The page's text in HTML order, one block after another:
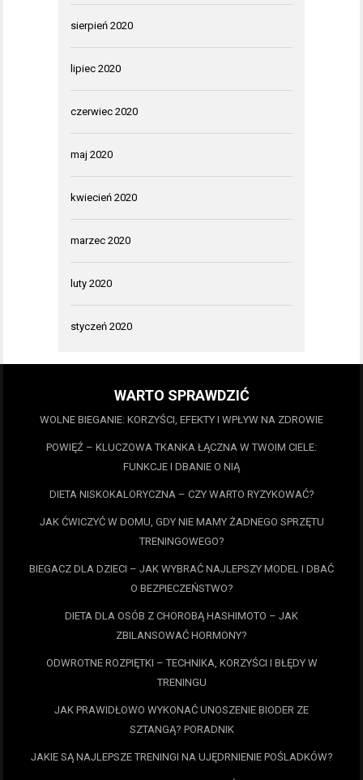
sierpień 2020
lipiec 2020
czerwiec 2020
maj 2020
kwiecień 2020
marzec 2020
luty 2020
styczeń 2020
WARTO SPRAWDZIĆ
WOLNE BIEGANIE: KORZYŚCI, EFEKTY I WPŁYW NA ZDROWIE
POWIĘŹ – KLUCZOWA TKANKA ŁĄCZNA W TWOIM CIELE:
FUNKCJE I DBANIE O NIĄ
DIETA NISKOKALORYCZNA – CZY WARTO RYZYKOWAĆ?
JAK ĆWICZYĆ W DOMU, GDY NIE MAMY ŻADNEGO SPRZĘTU
TRENINGOWEGO?
BIEGACZ DLA DZIECI – JAK WYBRAĆ NAJLEPSZY MODEL I DBAĆ
O BEZPIECZEŃSTWO?
DIETA DLA OSÓB Z CHOROBĄ HASHIMOTO – JAK
ZBILANSOWAĆ HORMONY?
ODWROTNE ROZPIĘTKI – TECHNIKA, KORZYŚCI I BŁĘDY W
TRENINGU
JAK PRAWIDŁOWO WYKONAĆ UNOSZENIE BIODER ZE
SZTANGĄ? PORADNIK
JAKIE SĄ NAJLEPSZE TRENINGI NA UJĘDRNIENIE POŚLADKÓW?